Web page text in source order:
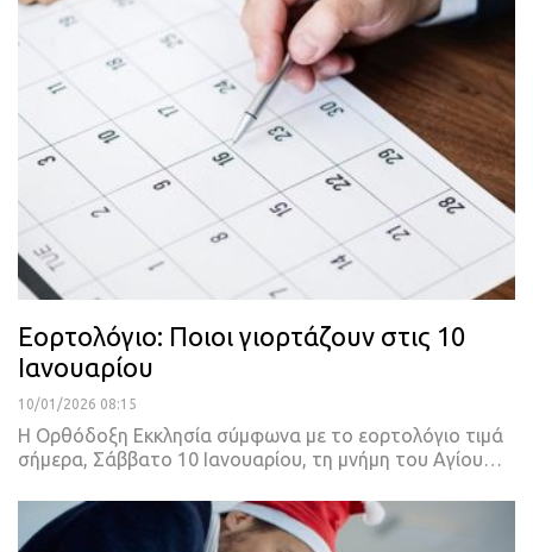
Εορτολόγιο: Ποιοι γιορτάζουν στις 10
Ιανουαρίου
10/01/2026 08:15
Η Ορθόδοξη Εκκλησία σύμφωνα με το εορτολόγιο τιμά
σήμερα, Σάββατο 10 Ιανουαρίου, τη μνήμη του Αγίου…